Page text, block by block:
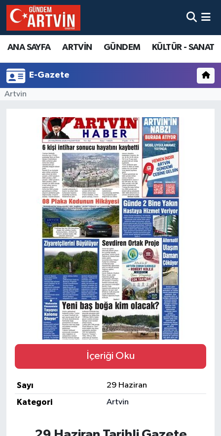
ANA SAYFA ARTVİN GÜNDEM KÜLTÜR - SANAT
E-Gazete
Artvin
İçeriği Oku
Sayı
29 Haziran
Kategori
Artvin